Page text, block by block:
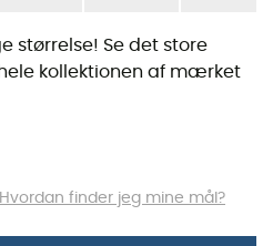
størrelse! Se det store
kollektionen af mærket
Hvordan finder jeg mine mål?